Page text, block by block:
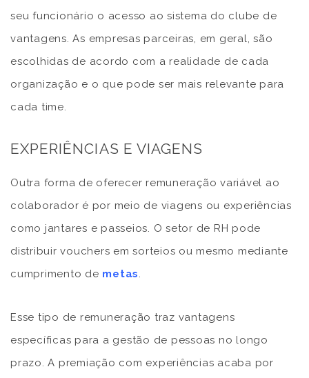
seu funcionário o acesso ao sistema do clube de
vantagens. As empresas parceiras, em geral, são
escolhidas de acordo com a realidade de cada
organização e o que pode ser mais relevante para
cada time.
EXPERIÊNCIAS E VIAGENS
Outra forma de oferecer remuneração variável ao
colaborador é por meio de viagens ou experiências
como jantares e passeios. O setor de RH pode
distribuir vouchers em sorteios ou mesmo mediante
cumprimento de metas.
Esse tipo de remuneração traz vantagens
específicas para a gestão de pessoas no longo
prazo. A premiação com experiências acaba por